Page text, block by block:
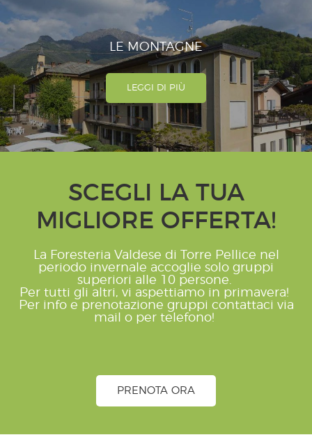
LE MONTAGNE
LEGGI DI PIÙ
SCEGLI LA TUA
MIGLIORE OFFERTA!
La Foresteria Valdese di Torre Pellice nel
periodo invernale accoglie solo gruppi
superiori alle 10 persone.
Per tutti gli altri, vi aspettiamo in primavera!
Per info e prenotazione gruppi contattaci via
mail o per telefono!
PRENOTA ORA